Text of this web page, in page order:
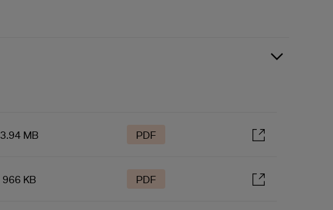
3.94 MB PDF
966 KB PDF